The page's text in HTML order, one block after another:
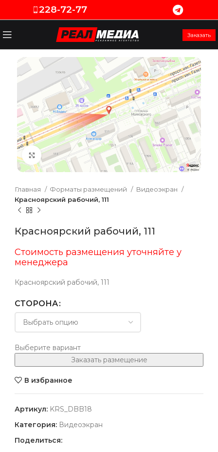
228-72-77
Заказать
Увеличить
Главная Форматы размещений
Видеоэкран
Красноярский рабочий, 111
Красноярский рабочий, 111
Стоимость размещения уточняйте у
менеджера
Красноярский рабочий, 111
СТОРОНА
Выберите вариант
Заказать размещение
В избранное
Артикул: KRS_DBB18
Категория: Видеоэкран
Поделиться: